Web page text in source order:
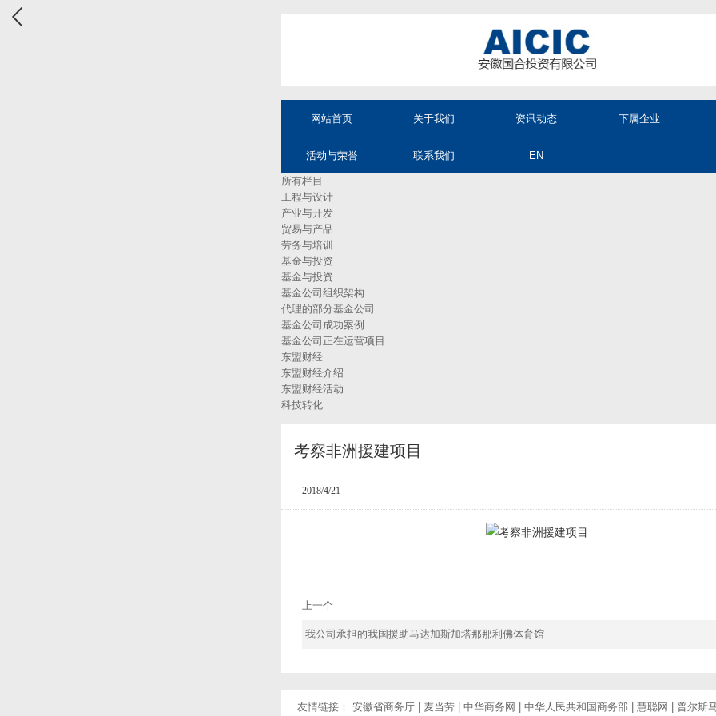
网站首页 关于我们 资讯动态 下属企业
活动与荣誉 联系我们 EN
所有栏目
工程与设计
产业与开发
贸易与产品
劳务与培训
基金与投资
基金与投资
基金公司组织架构
代理的部分基金公司
基金公司成功案例
基金公司正在运营项目
东盟财经
东盟财经介绍
东盟财经活动
科技转化
考察非洲援建项目
2018/4/21
上一个
我公司承担的我国援助马达加斯加塔那那利佛体育馆
友情链接： 安徽省商务厅 麦当劳 中华商务网 中华人民共和国商务部 慧聪网 普尔斯